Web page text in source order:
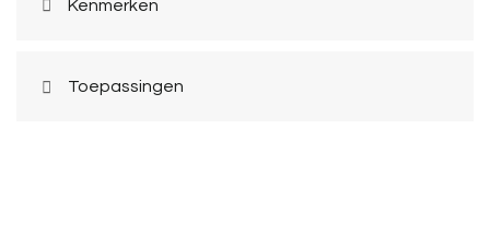
Kenmerken
Toepassingen